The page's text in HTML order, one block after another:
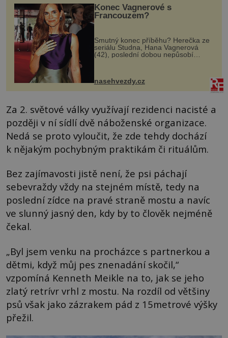
Konec Vagnerové s
Francouzem?
Smutný konec příběhu? Herečka ze
seriálu Studna, Hana Vagnerová
(42), poslední dobou nepůsobí
nasehvezdy.cz
Za 2. světové války využívají rezidenci nacisté a
později v ní sídlí dvě náboženské organizace.
Nedá se proto vyloučit, že zde tehdy dochází
k nějakým pochybným praktikám či rituálům.
Bez zajímavosti jistě není, že psi páchají
sebevraždy vždy na stejném místě, tedy na
poslední zídce na pravé straně mostu a navíc
ve slunný jasný den, kdy by to člověk nejméně
čekal.
„Byl jsem venku na procházce s partnerkou a
dětmi, když můj pes znenadání skočil,“
vzpomíná Kenneth Meikle na to, jak se jeho
zlatý retrívr vrhl z mostu. Na rozdíl od většiny
psů však jako zázrakem pád z 15metrové výšky
přežil.